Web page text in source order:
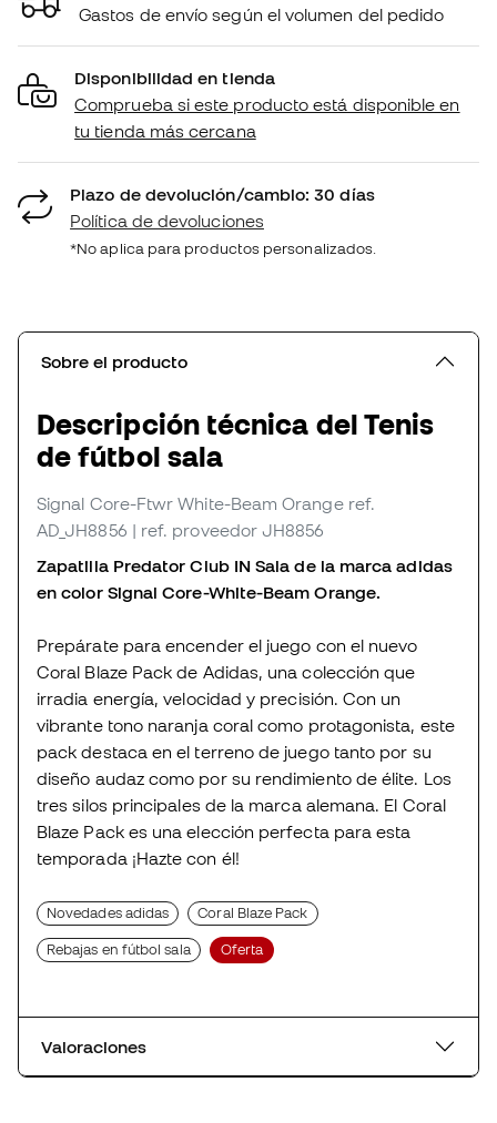
Gastos de envío según el volumen del pedido
Disponibilidad en tienda
Comprueba si este producto está disponible en
tu tienda más cercana
Plazo de devolución/cambio: 30 días
Política de devoluciones
*No aplica para productos personalizados.
Sobre el producto
Descripción técnica del Tenis
de fútbol sala
Signal Core-Ftwr White-Beam Orange ref.
AD_JH8856 | ref. proveedor JH8856
Zapatilla Predator Club IN Sala de la marca adidas
en color Signal Core-White-Beam Orange.
Prepárate para encender el juego con el nuevo
Coral Blaze Pack de Adidas, una colección que
irradia energía, velocidad y precisión. Con un
vibrante tono naranja coral como protagonista, este
pack destaca en el terreno de juego tanto por su
diseño audaz como por su rendimiento de élite. Los
tres silos principales de la marca alemana. El Coral
Blaze Pack es una elección perfecta para esta
temporada ¡Hazte con él!
Novedades adidas Coral Blaze Pack
Rebajas en fútbol sala Oferta
Valoraciones